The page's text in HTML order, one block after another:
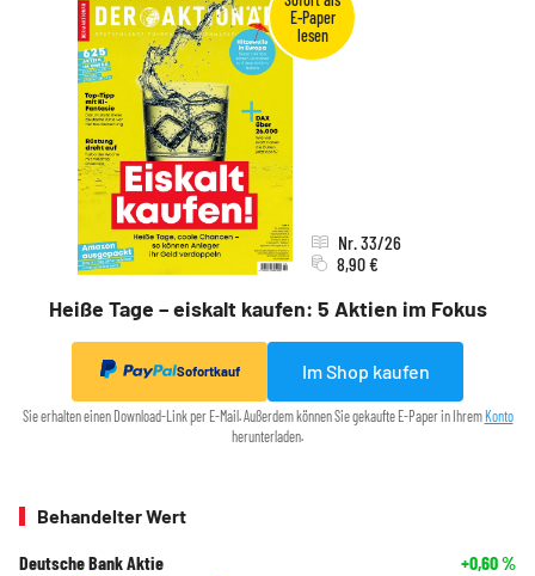
Heiße Tage – eiskalt kaufen: 5 Aktien im Fokus
Nr. 33/26
8,90 €
Sofortkauf Im Shop kaufen
Sie erhalten einen Download-Link per E-Mail. Außerdem können Sie gekaufte E-Paper in Ihrem Konto
herunterladen.
Behandelter Wert
Deutsche Bank Aktie +0,60%